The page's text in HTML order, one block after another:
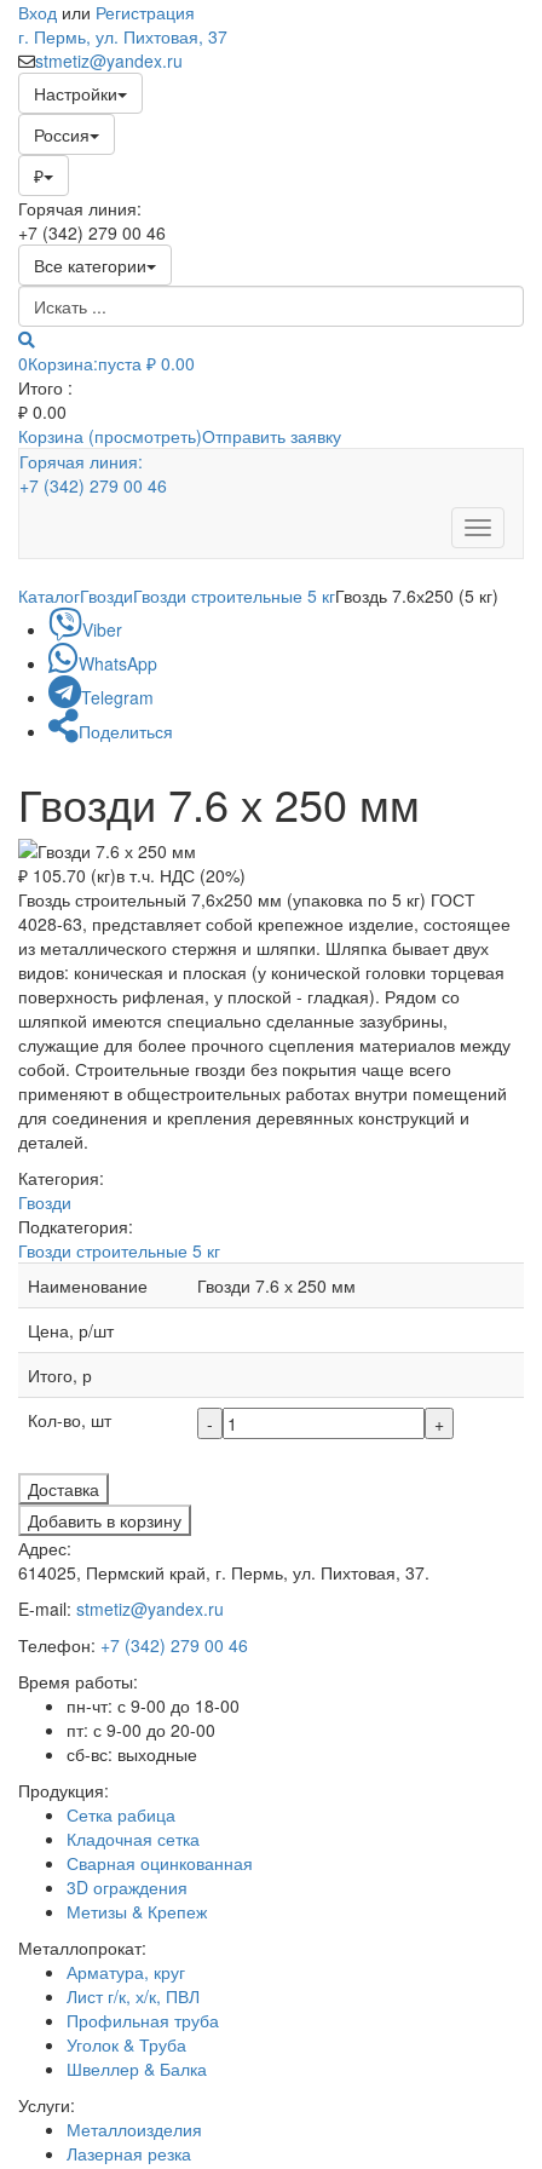
Вход или Регистрация
г. Пермь, ул. Пихтовая, 37
stmetiz@yandex.ru
Настройки
Россия
₽
Горячая линия:
+7 (342) 279 00 46
Все категории
0Корзина:пуста ₽ 0.00
Итого :
₽ 0.00
Корзина (просмотреть)Отправить заявку
Горячая линия:
+7 (342) 279 00 46
Toggle
КаталогГвоздиГвозди строительные 5 кгГвоздь 7.6х250 (5 кг)
Viber
WhatsApp
Telegram
Поделиться
Гвозди 7.6 х 250 мм
₽ 105.70 (кг)в т.ч. НДС (20%)
Гвоздь строительный 7,6х250 мм (упаковка по 5 кг) ГОСТ
4028-63, представляет собой крепежное изделие, состоящее
из металлического стержня и шляпки. Шляпка бывает двух
видов: коническая и плоская (у конической головки торцевая
поверхность рифленая, у плоской - гладкая). Рядом со
шляпкой имеются специально сделанные зазубрины,
служащие для более прочного сцепления материалов между
собой. Строительные гвозди без покрытия чаще всего
применяют в общестроительных работах внутри помещений
для соединения и крепления деревянных конструкций и
деталей.
Категория:
Гвозди
Подкатегория:
Гвозди строительные 5 кг
Наименование
Гвозди 7.6 х 250 мм
Цена, р/шт
Итого, р
Кол-во, шт
- +
Доставка
Добавить в корзину
Адрес:
614025, Пермский край, г. Пермь, ул. Пихтовая, 37.
E-mail: stmetiz@yandex.ru
Телефон: +7 (342) 279 00 46
Время работы:
пн-чт: с 9-00 до 18-00
пт: с 9-00 до 20-00
сб-вс: выходные
Продукция:
Сетка рабица
Кладочная сетка
Сварная оцинкованная
3D ограждения
Метизы & Крепеж
Металлопрокат:
Арматура, круг
Лист г/к, х/к, ПВЛ
Профильная труба
Уголок & Труба
Швеллер & Балка
Услуги:
Металлоизделия
Лазерная резка